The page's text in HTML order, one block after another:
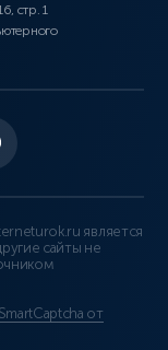
стр. 1
является
сайты не
SmartCaptcha от